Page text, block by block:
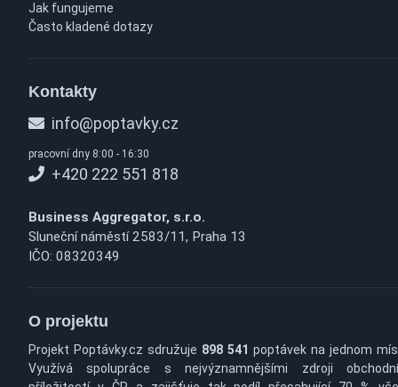
Jak fungujeme
Často kladené dotazy
Kontakty
info@poptavky.cz
pracovní dny 8:00 - 16:30
+420 222 551 818
Business Aggregator, s.r.o.
Sluneční náměstí 2583/11, Praha 13
IČO: 08320349
O projektu
Projekt Poptávky.cz sdružuje 898 541 poptávek na jednom
Využívá spolupráce s nejvýznamnějšími zdroji